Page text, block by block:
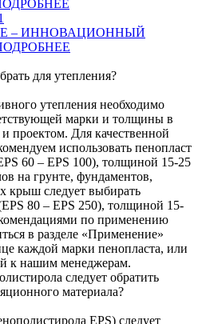
– ИННОВАЦИОННЫЙ
для утепления?
утепления необходимо
марки и толщины в
проектом. Для качественной
использовать пенопласт
60 – EPS 100), толщиной 15-25
на грунте, фундаментов,
крыш следует выбирать
80 – EPS 250), толщиной 15-
по применению
в разделе «Применение»
каждой марки пенопласта, или
к нашим менеджерам.
следует обратить
материала?
EPS) следует